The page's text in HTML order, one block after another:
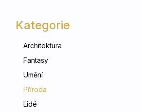
Kategorie
Architektura
Fantasy
Umění
Příroda
Lidé